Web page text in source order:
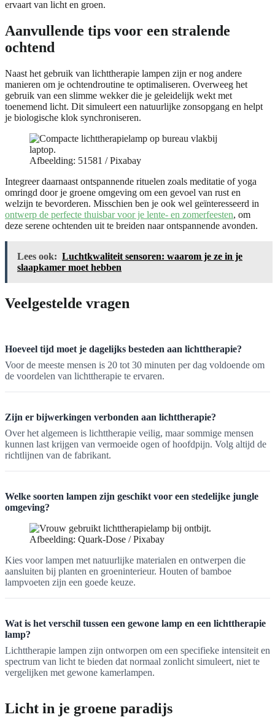
ervaart van licht en groen.
Aanvullende tips voor een stralende
ochtend
Naast het gebruik van lichttherapie lampen zijn er nog andere
manieren om je ochtendroutine te optimaliseren. Overweeg het
gebruik van een slimme wekker die je geleidelijk wekt met
toenemend licht. Dit simuleert een natuurlijke zonsopgang en helpt
je biologische klok synchroniseren.
Afbeelding: 51581 / Pixabay
Integreer daarnaast ontspannende rituelen zoals meditatie of yoga
omringd door je groene omgeving om een gevoel van rust en
welzijn te bevorderen. Misschien ben je ook wel geïnteresseerd in
ontwerp de perfecte thuisbar voor je lente- en zomerfeesten, om
deze serene ochtenden uit te breiden naar ontspannende avonden.
Lees ook: Luchtkwaliteit sensoren: waarom je ze in je
slaapkamer moet hebben
Veelgestelde vragen
Hoeveel tijd moet je dagelijks besteden aan lichttherapie?
Voor de meeste mensen is 20 tot 30 minuten per dag voldoende om
de voordelen van lichttherapie te ervaren.
Zijn er bijwerkingen verbonden aan lichttherapie?
Over het algemeen is lichttherapie veilig, maar sommige mensen
kunnen last krijgen van vermoeide ogen of hoofdpijn. Volg altijd de
richtlijnen van de fabrikant.
Welke soorten lampen zijn geschikt voor een stedelijke jungle
omgeving?
Afbeelding: Quark-Dose / Pixabay
Kies voor lampen met natuurlijke materialen en ontwerpen die
aansluiten bij planten en groeninterieur. Houten of bamboe
lampvoeten zijn een goede keuze.
Wat is het verschil tussen een gewone lamp en een lichttherapie
lamp?
Lichttherapie lampen zijn ontworpen om een specifieke intensiteit en
spectrum van licht te bieden dat normaal zonlicht simuleert, niet te
vergelijken met gewone kamerlampen.
Licht in je groene paradijs